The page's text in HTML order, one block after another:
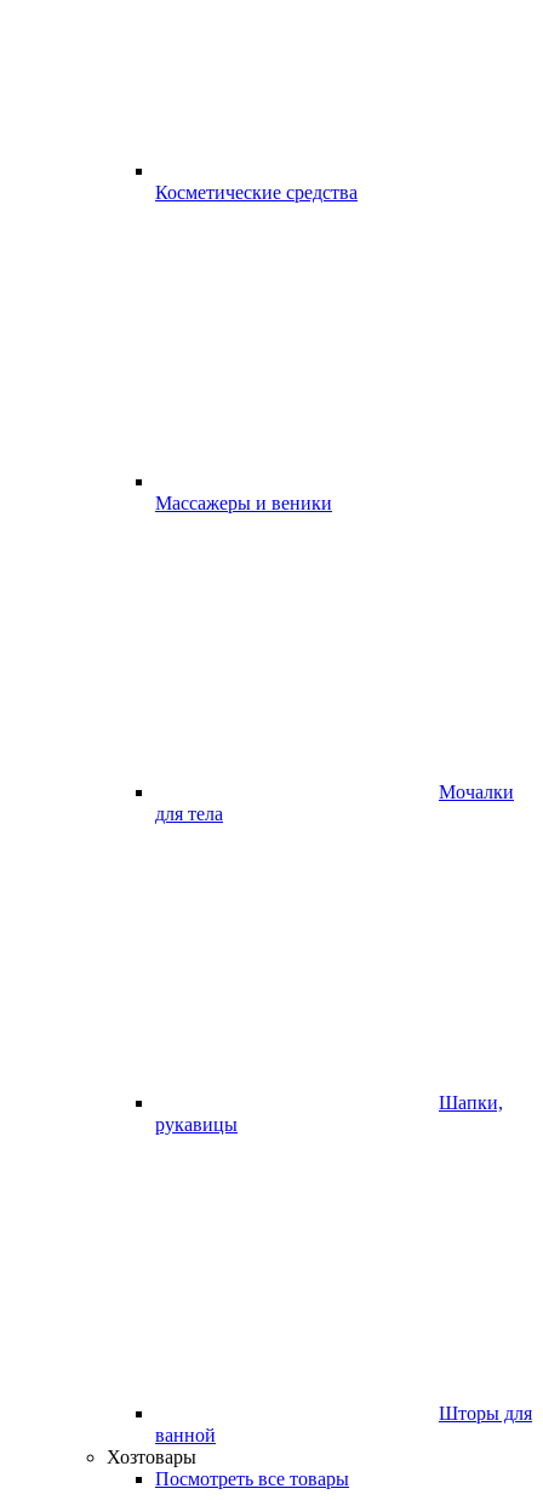
Косметические средства
Массажеры и веники
Мочалки
для тела
Шапки,
рукавицы
Шторы для
ванной
Хозтовары
Посмотреть все товары